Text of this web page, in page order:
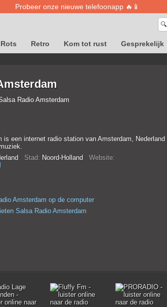
Probeer onze nieuwe telefoonapp 🔥📱
🔍
Rots Retro Kom tot rust Gesprekelijk
Radio Amsterdam
is een internet radio station van Amsterdam, Nederland
Stad: Noord-Holland Website:
Amsterdam op de computer
Salsa Radio Amsterdam